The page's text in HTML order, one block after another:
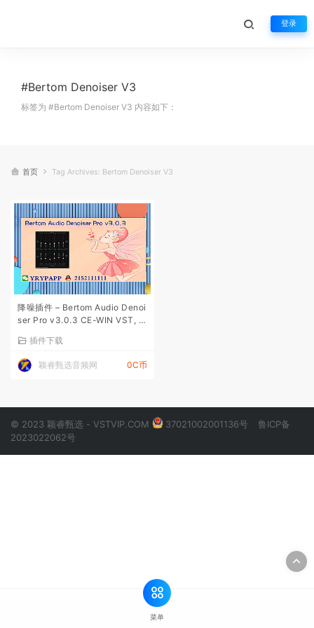
登录
#Bertom Denoiser V3
标签为 #Bertom Denoiser V3 内容如下：
首页 Tag Archives: Bertom Denoiser V3
降噪插件 – Bertom Audio Denoi
ser Pro v3.0.3 CE-WIN VST, V
插件下载
颖睿甄选音频网 0C币
© 2023 颖睿甄选 - VSTVIP.COM 37021002001136号
鲁ICP备
2023022062号
菜单